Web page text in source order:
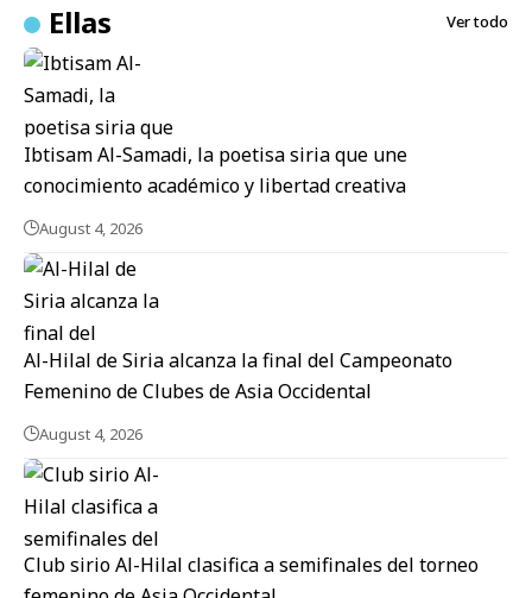
Ellas Ver todo
Ibtisam Al-Samadi, la poetisa siria que une
conocimiento académico y libertad creativa
August 4, 2026
Al-Hilal de Siria alcanza la final del Campeonato
Femenino de Clubes de Asia Occidental
August 4, 2026
Club sirio Al-Hilal clasifica a semifinales del torneo